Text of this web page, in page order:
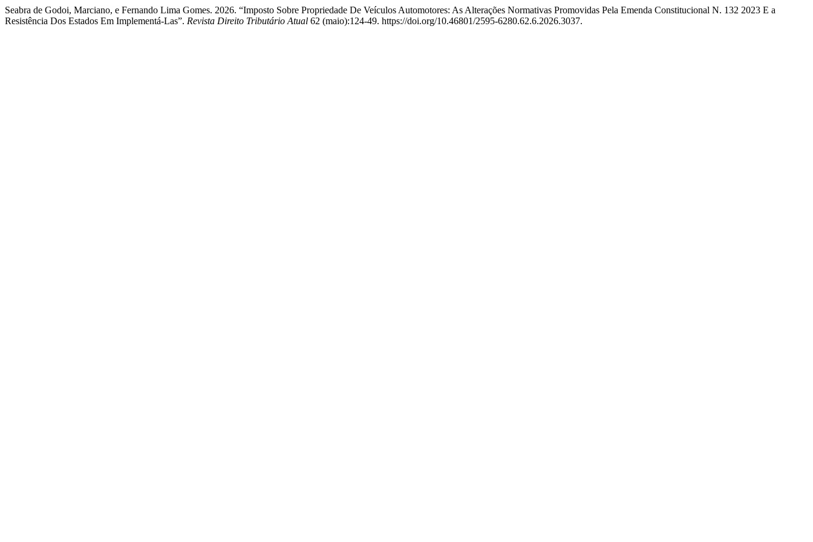
Seabra de Godoi, Marciano, e Fernando Lima Gomes. 2026. “Imposto Sobre Propriedade De Veículos Automotores: As Alterações Normativas Promovidas Pela Emenda Constitucional N. 132 2023 E a
Resistência Dos Estados Em Implementá-Las”. Revista Direito Tributário Atual 62 (maio):124-49. https://doi.org/10.46801/2595-6280.62.6.2026.3037.